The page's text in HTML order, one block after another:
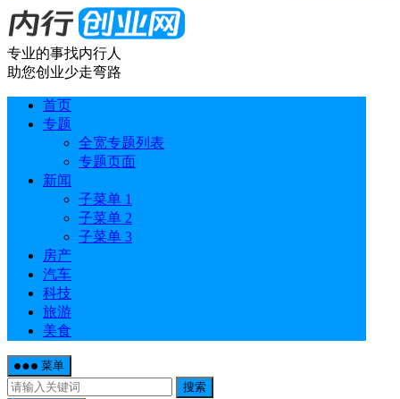
专业的事找内行人
助您创业少走弯路
首页
专题
全宽专题列表
专题页面
新闻
子菜单 1
子菜单 2
子菜单 3
房产
汽车
科技
旅游
美食
菜单
搜索